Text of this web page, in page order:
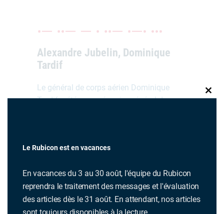
Alexandre Jubelin, Dominique
Tardif
Le général de corps aérien Dominique
Tardif a été nommé major général de
Le Rubicon est en vacances
En vacances du 3 au 30 août, l'équipe du Rubicon
reprendra le traitement des messages et l'évaluation
des articles dès le 31 août. En attendant, nos articles
sont toujours disponibles à la lecture.